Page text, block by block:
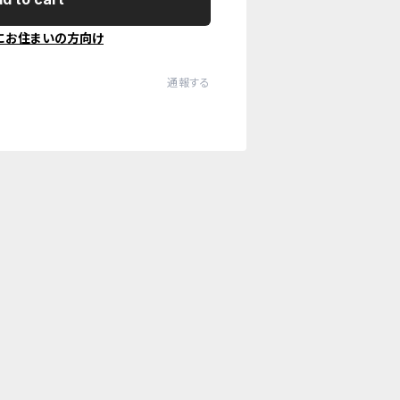
お住まいの方向け
通報する